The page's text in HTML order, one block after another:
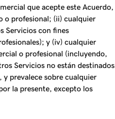
que acepte este Acuerdo,
o profesional; (ii) cualquier
Servicios con fines
y (iv) cualquier
o profesional (incluyendo,
Servicios no están destinados
prevalece sobre cualquier
la presente, excepto los